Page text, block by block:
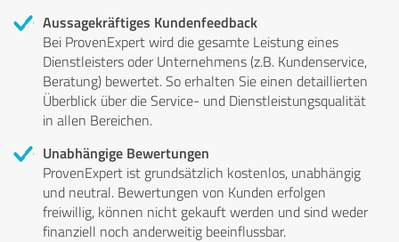
Aussagekräftiges Kundenfeedback
Bei ProvenExpert wird die gesamte Leistung eines
Dienstleisters oder Unternehmens (z.B. Kundenservice,
Beratung) bewertet. So erhalten Sie einen detaillierten
Überblick über die Service- und Dienstleistungsqualität
in allen Bereichen.
Unabhängige Bewertungen
ProvenExpert ist grundsätzlich kostenlos, unabhängig
und neutral. Bewertungen von Kunden erfolgen
freiwillig, können nicht gekauft werden und sind weder
finanziell noch anderweitig beeinflussbar.